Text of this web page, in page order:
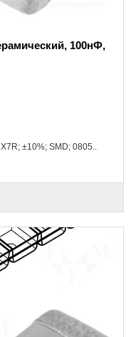
100нФ,
±10%; SMD; 0805..